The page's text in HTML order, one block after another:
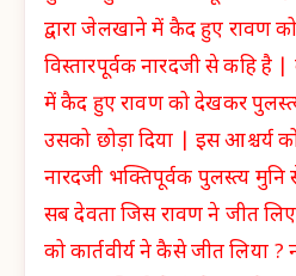
द्वारा जेलखाने में कैद हुए रावण
विस्तारपूर्वक नारदजी से कहि है |
में कैद हुए रावण को देखकर
उसको छोड़ा दिया | इस आश्चर्य
नारदजी भक्तिपूर्वक पुलस्त्य
सब देवता जिस रावण ने जीत
को कार्तवीर्य ने कैसे जीत लिया